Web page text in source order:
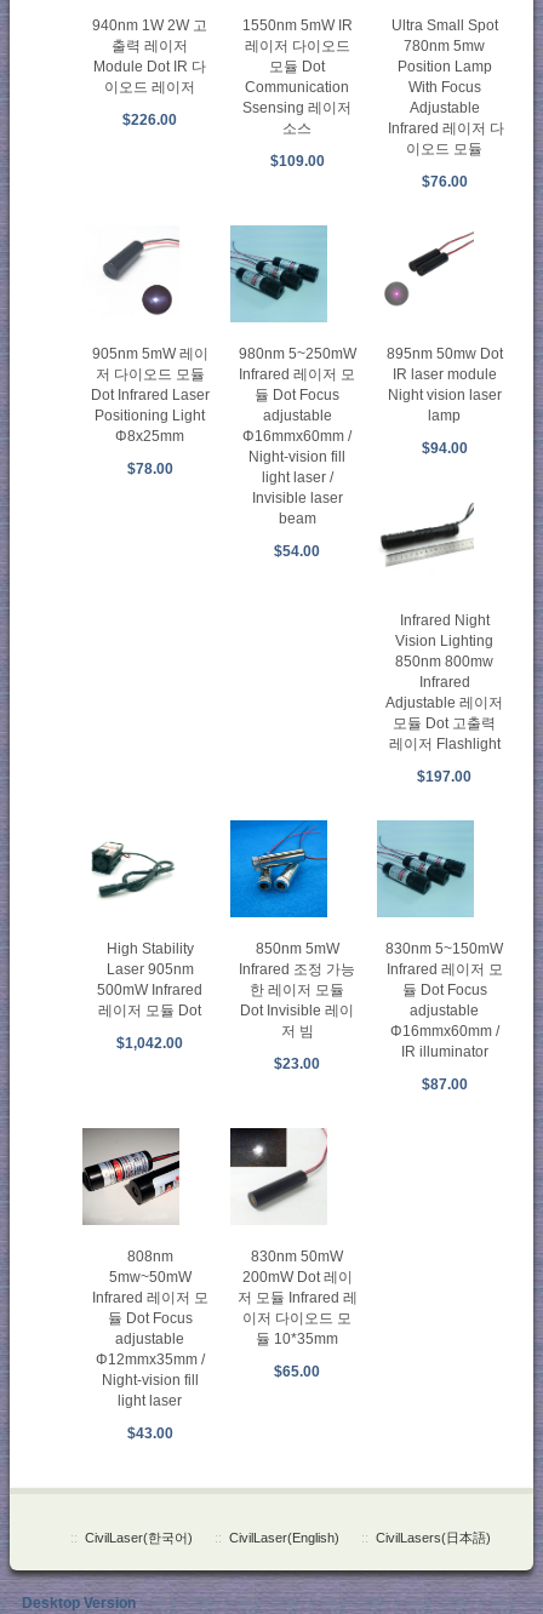
940nm 1W 2W 고
출력 레이저
Module Dot IR 다
이오드 레이저
$226.00
1550nm 5mW IR
레이저 다이오드
모듈 Dot
Communication
Ssensing 레이저
소스
$109.00
Ultra Small Spot
780nm 5mw
Position Lamp
With Focus
Adjustable
Infrared 레이저 다
이오드 모듈
$76.00
905nm 5mW 레이
저 다이오드 모듈
Dot Infrared Laser
Positioning Light
Φ8x25mm
$78.00
980nm 5~250mW
Infrared 레이저 모
듈 Dot Focus
adjustable
Φ16mmx60mm /
Night-vision fill
light laser /
Invisible laser
beam
$54.00
895nm 50mw Dot
IR laser module
Night vision laser
lamp
$94.00
Infrared Night
Vision Lighting
850nm 800mw
Infrared
Adjustable 레이저
모듈 Dot 고출력
레이저 Flashlight
$197.00
High Stability
Laser 905nm
500mW Infrared
레이저 모듈 Dot
$1,042.00
850nm 5mW
Infrared 조정 가능
한 레이저 모듈
Dot Invisible 레이
저 빔
$23.00
830nm 5~150mW
Infrared 레이저 모
듈 Dot Focus
adjustable
Φ16mmx60mm /
IR illuminator
$87.00
808nm
5mw~50mW
Infrared 레이저 모
듈 Dot Focus
adjustable
Φ12mmx35mm /
Night-vision fill
light laser
$43.00
830nm 50mW
200mW Dot 레이
저 모듈 Infrared 레
이저 다이오드 모
듈 10*35mm
$65.00
:: CivilLaser(한국어) :: CivilLaser(English) :: CivilLasers(日本語)
Desktop Version